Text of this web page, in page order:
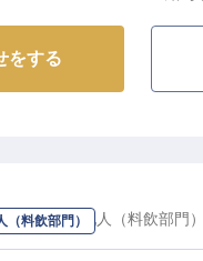
をする
料飲部門）
ジャー・支配人（料飲部門）